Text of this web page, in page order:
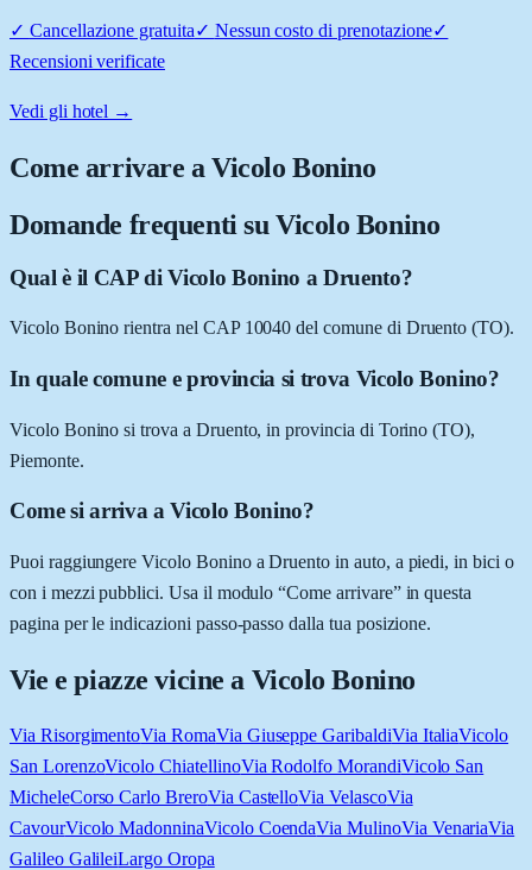
✓ Cancellazione gratuita✓ Nessun costo di prenotazione✓
Recensioni verificate
Vedi gli hotel →
Come arrivare aVicolo Bonino
Domande frequenti su Vicolo Bonino
Qual è il CAP di Vicolo Bonino a Druento?
Vicolo Bonino rientra nel CAP 10040 del comune di Druento (TO).
In quale comune e provincia si trova Vicolo Bonino?
Vicolo Bonino si trova a Druento, in provincia di Torino (TO),
Piemonte.
Come si arriva a Vicolo Bonino?
Puoi raggiungere Vicolo Bonino a Druento in auto, a piedi, in bici o
con i mezzi pubblici. Usa il modulo “Come arrivare” in questa
pagina per le indicazioni passo-passo dalla tua posizione.
Vie e piazze vicine a Vicolo Bonino
Via RisorgimentoVia RomaVia Giuseppe GaribaldiVia ItaliaVicolo
San LorenzoVicolo ChiatellinoVia Rodolfo MorandiVicolo San
MicheleCorso Carlo BreroVia CastelloVia VelascoVia
CavourVicolo MadonninaVicolo CoendaVia MulinoVia VenariaVia
Galileo GalileiLargo Oropa